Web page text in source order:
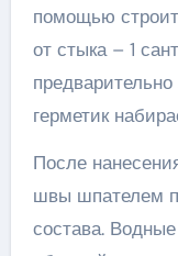
помощью
от стыка – 1
герметик
После
швы шпателем
состава.